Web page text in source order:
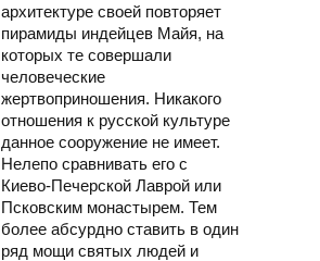
архитектуре своей повторяет
пирамиды индейцев Майя, на
которых те совершали
человеческие
жертвоприношения. Никакого
отношения к русской культуре
данное сооружение не имеет.
Нелепо сравнивать его с
Киево-Печерской Лаврой или
Псковским монастырем. Тем
более абсурдно ставить в один
ряд мощи святых людей и